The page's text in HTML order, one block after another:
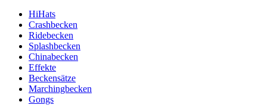
HiHats
Crashbecken
Ridebecken
Splashbecken
Chinabecken
Effekte
Beckensätze
Marchingbecken
Gongs